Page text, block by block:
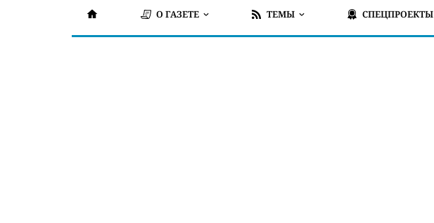
О ГАЗЕТЕ ТЕМЫ СПЕЦПРОЕКТЫ